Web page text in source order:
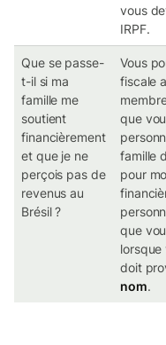
vous
IRPF.
Que se passe-
t-il si ma
famille me
soutient
financièrement
et que je ne
perçois pas de
revenus au
Brésil ?
Vous
fiscale
que
famille
pour
que
lorsque
doit
nom.